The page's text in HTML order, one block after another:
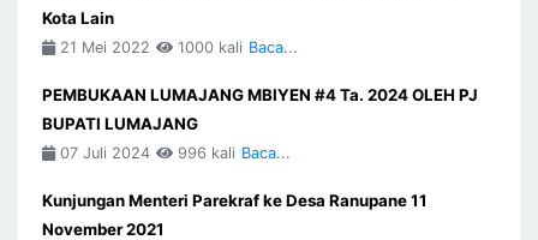
Kota Lain
21 Mei 2022 1000 kali Baca...
PEMBUKAAN LUMAJANG MBIYEN #4 Ta. 2024 OLEH PJ
BUPATI LUMAJANG
07 Juli 2024 996 kali Baca...
Kunjungan Menteri Parekraf ke Desa Ranupane 11
November 2021